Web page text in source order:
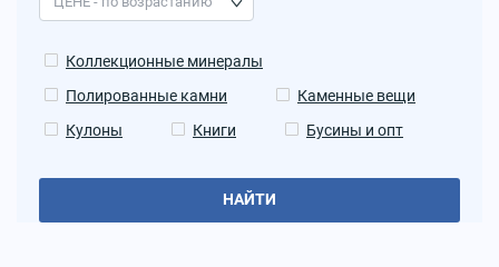
Коллекционные минералы
Полированные камни
Каменные вещи
Кулоны
Книги Бусины и опт
НАЙТИ